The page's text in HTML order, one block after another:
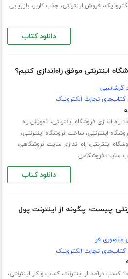
، فروش اینترنتی، جذب کاربر،بازاریابی
دانلود کتاب
اینترنتی موفق راه‌اندازی کنیم؟
گرشاسبی
کتاب‌های تجارت الکترونیک
راه اندازی فروشگاه اینترنتی،آموزش راه
اینترنتی، ساخت فروشگاه اینترنتی،
اینترنتی،راه اندازی سایت فروشگاهی،
سایت فروشگاهی
دانلود کتاب
چیست؛ چگونه از اینترنت پول
منصوری فر
کتاب‌های تجارت الکترونیک
کسب درآمد از اینترنت،کسب و کار اینترنتی،